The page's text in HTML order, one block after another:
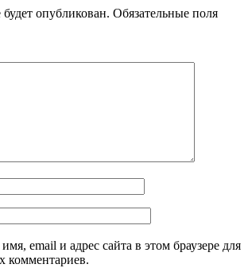
опубликован. Обязательные поля
email и адрес сайта в этом браузере для
комментариев.